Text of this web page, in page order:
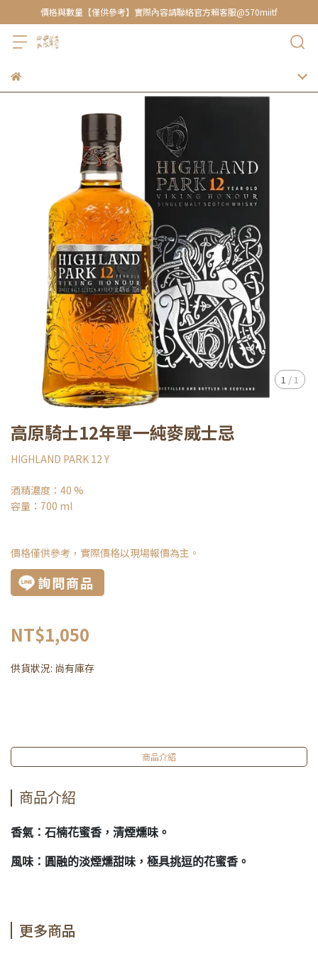
價格與數量【僅供參考】實際內容請聯絡官方賴客服@570miitf
1 / 1
高原騎士12年單一純麥威士忌
HIGHLAND PARK 12 Y
酒精濃度：40 %
容量：700 ml
價格僅供參考，實際價格以現場報價為主。
詢問商品
NT$1,050
供貨狀況: 尚有庫存
商品介紹
商品介紹
香氣：石楠花蜜香，清煙燻味。
風味：圓融的淡煙燻甜味，極具挑逗的花蜜香。
更多商品